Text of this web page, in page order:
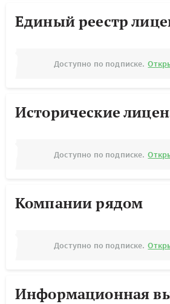
Единый реестр
Доступно по подписке.
Исторические
Доступно по подписке.
Компании рядом
Доступно по подписке.
Информационная